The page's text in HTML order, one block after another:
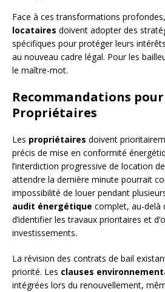
Face à ces transformations profondes,
locataires doivent adopter des
spécifiques pour protéger leurs
au nouveau cadre légal. Pour les
le maître-mot.
Recommandations
Propriétaires
Les propriétaires doivent
précis de mise en conformité
l’interdiction progressive de location
attendre la dernière minute pourrait
impossibilité de louer pendant
audit énergétique complet, au-delà
d’identifier les travaux prioritaires et
investissements.
La révision des contrats de bail
priorité. Les clauses
intégrées lors du renouvellement,